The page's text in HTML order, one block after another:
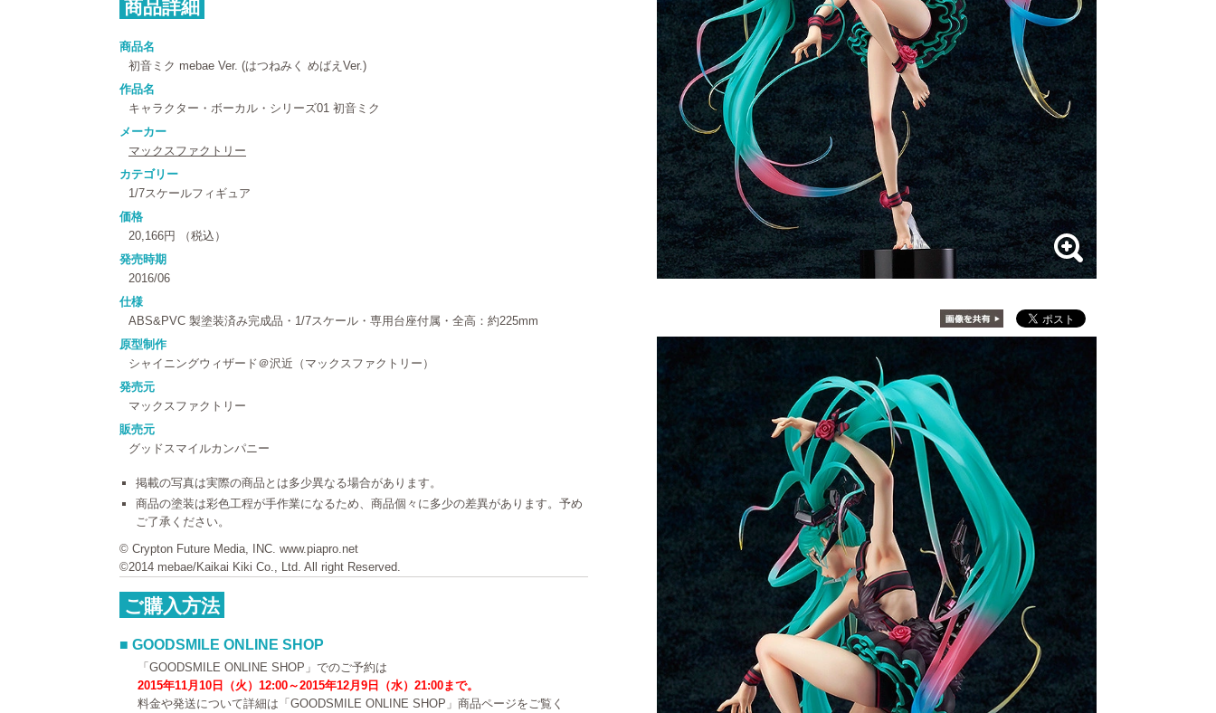
商品詳細
商品名
初音ミク mebae Ver. (はつねみく めばえVer.)
作品名
キャラクター・ボーカル・シリーズ01 初音ミク
メーカー
マックスファクトリー
カテゴリー
1/7スケールフィギュア
価格
20,166円 （税込）
発売時期
2016/06
仕様
ABS&PVC 製塗装済み完成品・1/7スケール・専用台座付属・全高：約225mm
原型制作
シャイニングウィザード＠沢近（マックスファクトリー）
発売元
マックスファクトリー
販売元
グッドスマイルカンパニー
掲載の写真は実際の商品とは多少異なる場合があります。
商品の塗装は彩色工程が手作業になるため、商品個々に多少の差異があります。予め
ご了承ください。
© Crypton Future Media, INC. www.piapro.net
©2014 mebae/Kaikai Kiki Co., Ltd. All right Reserved.
ご購入方法
■ GOODSMILE ONLINE SHOP
「GOODSMILE ONLINE SHOP」でのご予約は
2015年11月10日（火）12:00～2015年12月9日（水）21:00まで。
料金や発送について詳細は「GOODSMILE ONLINE SHOP」商品ページをご覧く